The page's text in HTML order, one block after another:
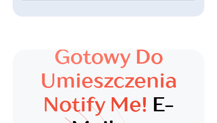
Gotowy Do
Umieszczenia
Notify Me! E-